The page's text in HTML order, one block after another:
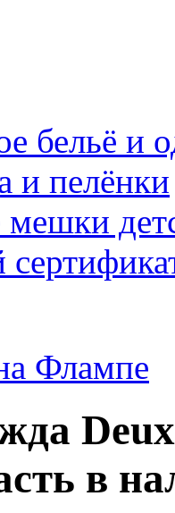
бельё и
и пелёнки
Флампе
в